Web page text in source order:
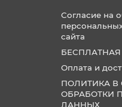
Согласие на
сайта
БЕСПЛАТНАЯ
Оплата и
ПОЛИТИКА
ОБРАБОТКИ
ДАННЫХ